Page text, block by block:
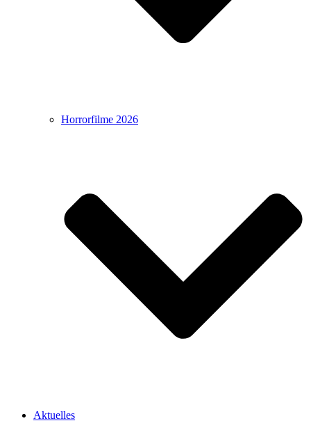
Horrorfilme 2026
Aktuelles